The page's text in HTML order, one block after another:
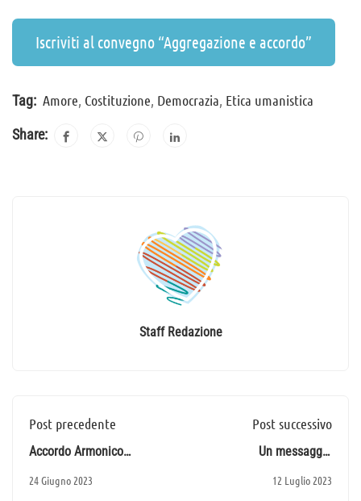
Iscriviti al convegno “Aggregazione e accordo”
Tag: Amore, Costituzione, Democrazia, Etica umanistica
Share:
Staff Redazione
Post precedente
Accordo Armonico
24 Giugno 2023
Post successivo
Un messaggio
12 Luglio 2023